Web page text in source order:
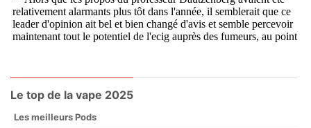
Le top de la vape 2025
Les meilleurs Pods